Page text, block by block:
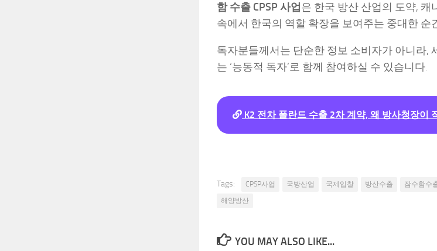
함 수출 CPSP 사업 은 한국 방산 산업의 도약, 캐
속에서 한국의 역할 확장을 보여주는 중대한 순
독자분들께서는 단순한 정보 소비자가 아니라,
는 ‘능동적 독자’로 함께 참여하실 수 있습니다.
K2 전차 폴란드 수출 2차 계약, 왜 방사청장이
Tags: CPSP사업 국방산업 국제입찰 방산수출 잠수함수
해양방산
YOU MAY ALSO LIKE...